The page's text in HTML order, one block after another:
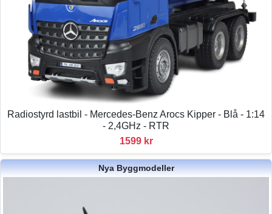
Radiostyrd lastbil - Mercedes-Benz Arocs Kipper - Blå - 1:14
- 2,4GHz - RTR
1599 kr
Nya Byggmodeller